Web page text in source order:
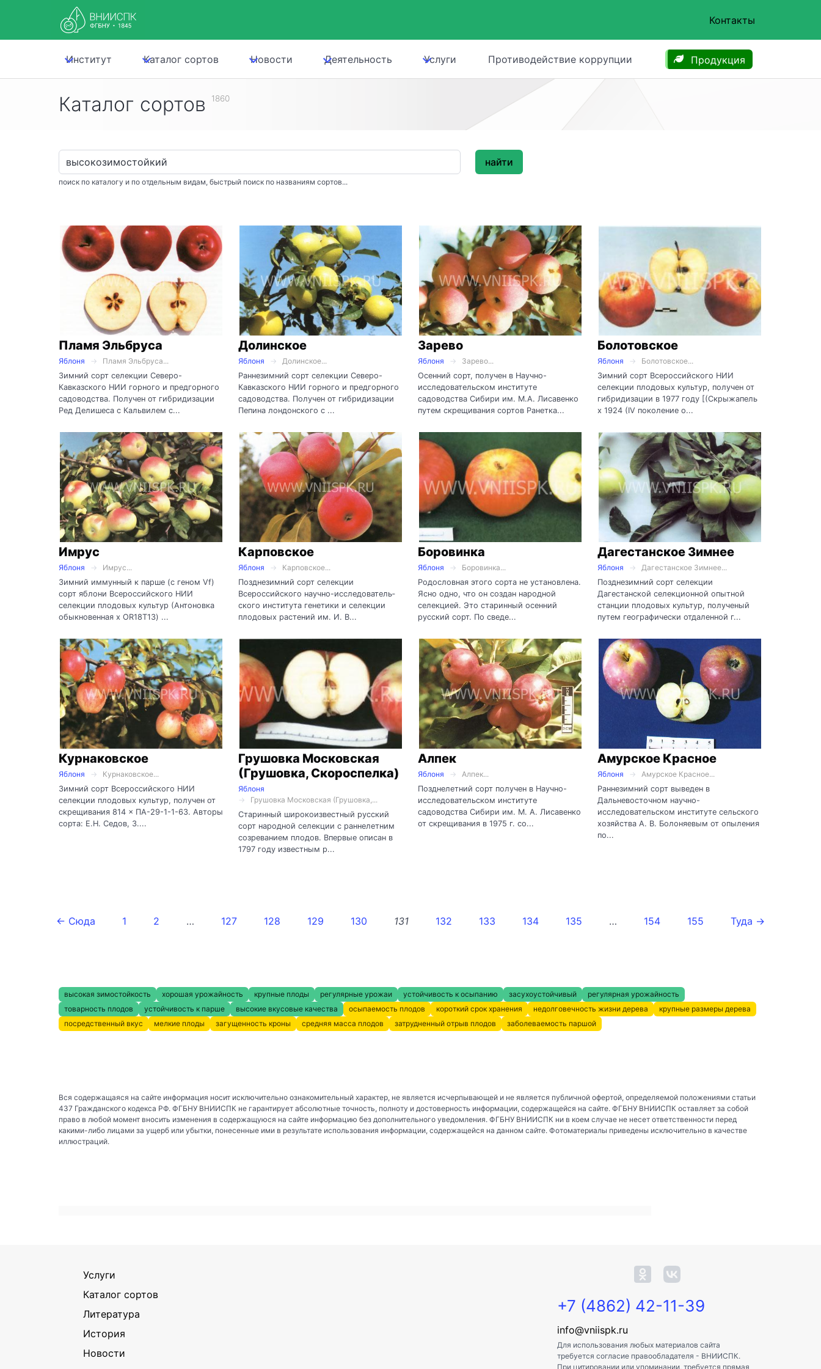
Контакты
Институт Каталог сортов Новости Деятельность Услуги Противодействие коррупции Продукция
Каталог сортов 1860
поиск по каталогу и по отдельным видам, быстрый поиск по названиям сортов...
найти
Пламя Эльбруса
Яблоня
Пламя Эльбруса...
Зимний сорт селекции Северо-
Кавказского НИИ горного и предгорного
садоводства. Получен от гибридизации
Ред Делишеса с Кальвилем с...
Долинское
Яблоня
Долинское...
Раннезимний сорт селекции Северо-
Кавказского НИИ горного и предгорного
садоводства. Получен от гибридизации
Пепина лондонского с ...
Зарево
Яблоня
Зарево...
Осенний сорт, получен в Научно-
исследовательском институте
садоводства Сибири им. М.А. Лисавенко
путем скрещивания сортов Ранетка...
Болотовское
Яблоня
Болотовское...
Зимний сорт Всероссийского НИИ
селекции плодовых культур, получен от
гибридизации в 1977 году [(Скрыжапель
х 1924 (IV поколение о...
Имрус
Яблоня
Имрус...
Зимний иммунный к парше (с геном Vf)
сорт яблони Всероссийского НИИ
селекции плодовых культур (Антоновка
обыкновенная х OR18T13) ...
Карповское
Яблоня
Карповское...
Позднезимний сорт селекции
Всероссийского научно-иссле­до­ва­тель­­
ского института генетики и селекции
плодовых растений им. И. В...
Боровинка
Яблоня
Боровинка...
Родословная этого сорта не установлена.
Ясно одно, что он создан народной
селекцией. Это старинный осенний
русский сорт. По сведе...
Дагестанское Зимнее
Яблоня
Дагестанское Зимнее...
Позднезимний сорт селекции
Дагестанской селекционной опытной
станции плодовых культур, полученый
путем географически отдаленной г...
Курнаковское
Яблоня
Курнаковское...
Зимний сорт Всероссийского НИИ
селекции плодовых культур, получен от
скрещивания 814 × ПА-29-1-1-63. Авторы
сорта: Е.Н. Седов, З....
Грушовка Московская
(Грушовка, Скороспелка)
Яблоня
Грушовка Московская (Грушовка,...
Старинный широкоизвестный русский
сорт народной селекции с раннелетним
созреванием плодов. Впервые описан в
1797 году известным р...
Алпек
Яблоня
Алпек...
Позднелетний сорт получен в Научно-
исследовательском институте
садоводства Сибири им. М. А. Лисавенко
от скрещивания в 1975 г. со...
Амурское Красное
Яблоня
Амурское Красное...
Раннезимний сорт выведен в
Дальневосточном научно-
исследовательском институте сельского
хозяйства А. В. Болоняевым от опыления
по...
← Сюда 1 2 … 127 128 129 130 131 132 133 134 135 … 154 155 Туда →
высокая зимостойкость хорошая урожайность крупные плоды регулярные урожаи устойчивость к осыпанию засухоустойчивый
регулярная урожайность
товарность плодов
устойчивость к парше высокие вкусовые качества осыпаемость плодов короткий срок хранения недолговечность жизни дерева
крупные размеры дерева
посредственный вкус
мелкие плоды загущенность кроны средняя масса плодов затрудненный отрыв плодов заболеваемость паршой
Вся содержащаяся на сайте информация носит исключительно ознакомительный характер, не является исчерпывающей и не является публичной офертой, определяемой положениями статьи
437 Гражданского кодекса РФ. ФГБНУ ВНИИСПК не гарантирует абсолютные точность, полноту и достоверность информации, содержащейся на сайте. ФГБНУ ВНИИСПК оставляет за собой
право в любой момент вносить изменения в содержащуюся на сайте информацию без дополнительного уведомления. ФГБНУ ВНИИСПК ни в коем случае не несет ответственности перед
какими-либо лицами за ущерб или убытки, понесенные ими в результате использования информации, содержащейся на данном сайте. Фотоматериалы приведены исключительно в качестве
иллюстраций.
Услуги
Каталог сортов
Литература
История
Новости
+7 (4862) 42-11-39
info@vniispk.ru
Для использования любых материалов сайта
требуется согласие правообладателя - ВНИИСПК.
При цитировании или упоминании, требуется прямая